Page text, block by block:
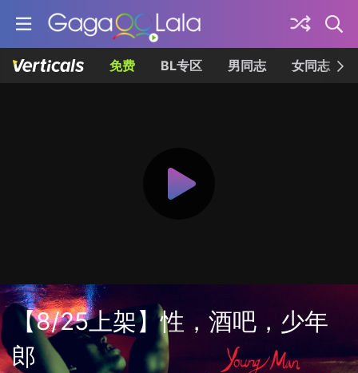
免费 BL专区 男同志 女同志
【8/25上架】性，酒吧，少年
郎